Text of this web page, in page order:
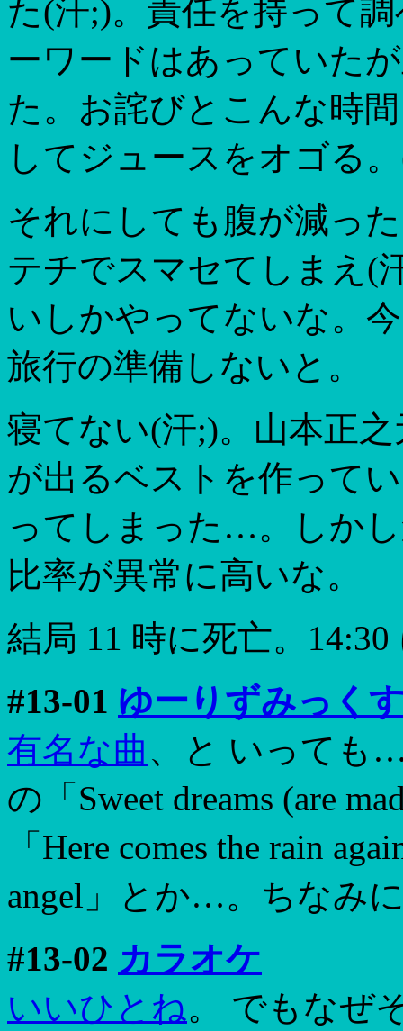
た(汗;)。責任を持って
ーワードはあっていた
た。お詫びとこんな時
してジュースをオゴる
それにしても腹が減っ
テチでスマセてしまえ(
いしかやってないな。
旅行の準備しないと。
寝てない(汗;)。山本正
が出るベストを作って
ってしまった…。しか
比率が異常に高いな。
結局 11 時に死亡。
#13-01 ゆーりずみっく
有名な曲 、と いっても
の「Sweet dreams (are
「Here comes the rain
angel」とか…。ちなみ
#13-02 カラオケ
いいひとね。 でもなぜ